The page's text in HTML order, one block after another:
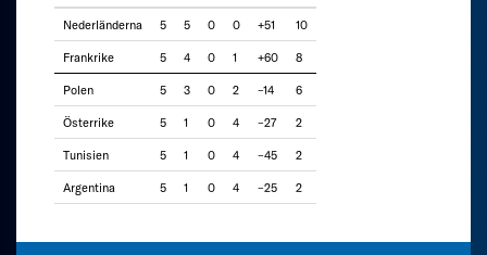
Nederländerna 5 5 0 0 +51 10
Frankrike 5 4 0 1 +60 8
Polen 5 3 0 2 –14 6
Österrike 5 1 0 4 –27 2
Tunisien 5 1 0 4 –45 2
Argentina 5 1 0 4 –25 2